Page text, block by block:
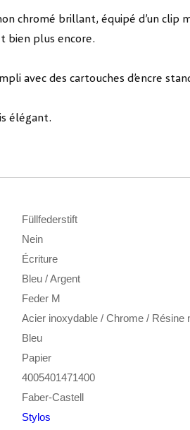
chromé brillant, équipé d’un
bien plus encore.
avec des cartouches d’encre
élégant.
Füllfederstift
Nein
Écriture
Bleu / Argent
Feder M
Acier inoxydable / Chrome / Résine
Bleu
Papier
4005401471400
Faber-Castell
Stylos